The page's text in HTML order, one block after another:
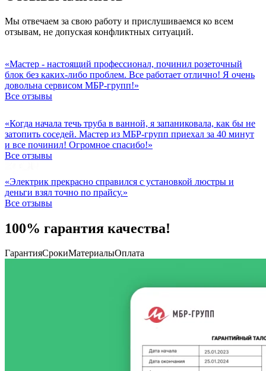
Мы отвечаем за свою работу и прислушиваемся ко всем
отзывам, не допуская конфликтных ситуаций.
«Мастер - настоящий профессионал, починил розеточный
блок без каких-либо проблем. Все работает отлично! Я очень
довольна сервисом МБР-групп!»
Все отзывы
«Когда начала течь труба в ванной, я запаниковала, как бы не
затопить соседей. Мастер из МБР-групп приехал за 40 минут
и все починил! Огромное спасибо!»
Все отзывы
«Электрик прекрасно справился с установкой люстры и
деньги взял точно по прайсу.»
Все отзывы
100% гарантия качества!
ГарантияСрокиМатериалыОплата